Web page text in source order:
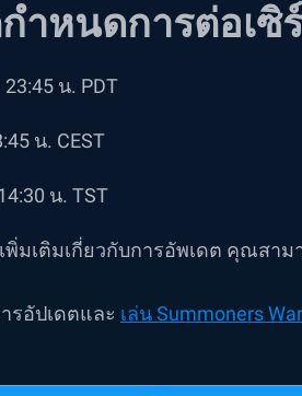
ำหนดการต่อเซิ
น. PDT
น. CEST
น. TST
พิ่มเติมเกี่ยวกับการอัพเดต คุณสาม
รอัปเดตและ เล่น Summoners